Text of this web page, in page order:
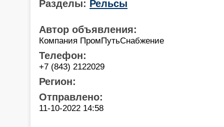
Разделы: Рельсы
Автор объявления:
Компания ПромПутьСнабжение
Телефон:
+7 (843) 2122029
Регион:
Отправлено:
11-10-2022 14:58